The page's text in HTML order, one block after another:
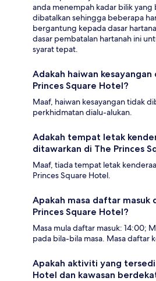
anda menempah kadar bilik
dibatalkan sehingga beberapa
bergantung kepada dasar
dasar pembatalan hartanah ini
syarat tepat.
Adakah haiwan
Princes Square Hotel?
Maaf, haiwan kesayangan tidak
perkhidmatan dialu-alukan.
Adakah tempat letak
ditawarkan di The Princes
Maaf, tiada tempat letak
Princes Square Hotel.
Apakah masa daftar masuk
Princes Square Hotel?
Masa mula daftar masuk: 14:00;
pada bila-bila masa. Masa daftar
Apakah aktiviti yang
Hotel dan kawasan